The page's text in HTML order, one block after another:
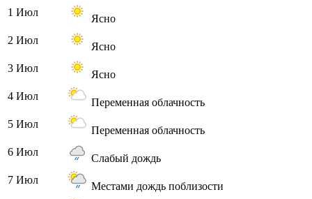
1 Июл
Ясно
2 Июл
Ясно
3 Июл
Ясно
4 Июл
Переменная облачность
5 Июл
Переменная облачность
6 Июл
Слабый дождь
7 Июл
Местами дождь поблизости